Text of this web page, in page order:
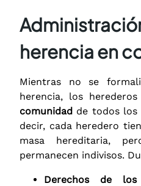
herencia en
Mientras no se
herencia, los
comunidad de todos los
decir, cada heredero
masa hereditaria,
permanecen indivisos.
Derechos de los